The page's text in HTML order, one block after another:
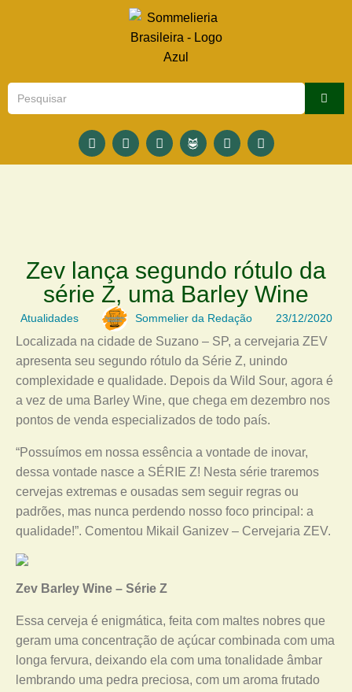
Zev lança segundo rótulo da
série Z, uma Barley Wine
Atualidades Sommelier da Redação 23/12/2020
Localizada na cidade de Suzano – SP, a cervejaria ZEV
apresenta seu segundo rótulo da Série Z, unindo
complexidade e qualidade. Depois da Wild Sour, agora é
a vez de uma Barley Wine, que chega em dezembro nos
pontos de venda especializados de todo país.
“Possuímos em nossa essência a vontade de inovar,
dessa vontade nasce a SÉRIE Z! Nesta série traremos
cervejas extremas e ousadas sem seguir regras ou
padrões, mas nunca perdendo nosso foco principal: a
qualidade!”. Comentou Mikail Ganizev – Cervejaria ZEV.
Zev Barley Wine – Série Z
Essa cerveja é enigmática, feita com maltes nobres que
geram uma concentração de açúcar combinada com uma
longa fervura, deixando ela com uma tonalidade âmbar
lembrando uma pedra preciosa, com um aroma frutado